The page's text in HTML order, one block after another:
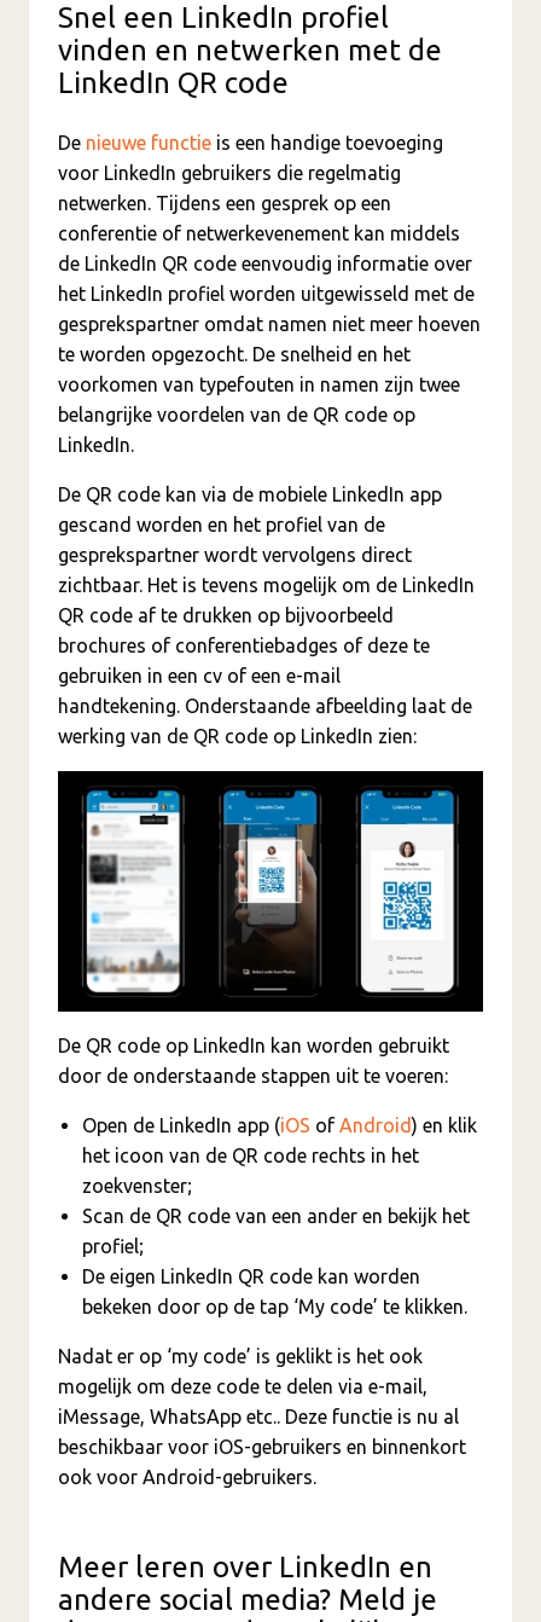
Snel een LinkedIn profiel
vinden en netwerken met de
LinkedIn QR code
De nieuwe functie is een handige toevoeging
voor LinkedIn gebruikers die regelmatig
netwerken. Tijdens een gesprek op een
conferentie of netwerkevenement kan middels
de LinkedIn QR code eenvoudig informatie over
het LinkedIn profiel worden uitgewisseld met de
gesprekspartner omdat namen niet meer hoeven
te worden opgezocht. De snelheid en het
voorkomen van typefouten in namen zijn twee
belangrijke voordelen van de QR code op
LinkedIn.
De QR code kan via de mobiele LinkedIn app
gescand worden en het profiel van de
gesprekspartner wordt vervolgens direct
zichtbaar. Het is tevens mogelijk om de LinkedIn
QR code af te drukken op bijvoorbeeld
brochures of conferentiebadges of deze te
gebruiken in een cv of een e-mail
handtekening. Onderstaande afbeelding laat de
werking van de QR code op LinkedIn zien:
De QR code op LinkedIn kan worden gebruikt
door de onderstaande stappen uit te voeren:
Open de LinkedIn app (iOS of Android) en klik
het icoon van de QR code rechts in het
zoekvenster;
Scan de QR code van een ander en bekijk het
profiel;
De eigen LinkedIn QR code kan worden
bekeken door op de tap ‘My code’ te klikken.
Nadat er op ‘my code’ is geklikt is het ook
mogelijk om deze code te delen via e-mail,
iMessage, WhatsApp etc.. Deze functie is nu al
beschikbaar voor iOS-gebruikers en binnenkort
ook voor Android-gebruikers.
Meer leren over LinkedIn en
andere social media? Meld je